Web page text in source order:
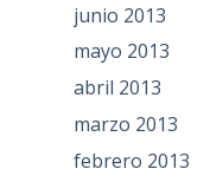
junio 2013
mayo 2013
abril 2013
marzo 2013
febrero 2013